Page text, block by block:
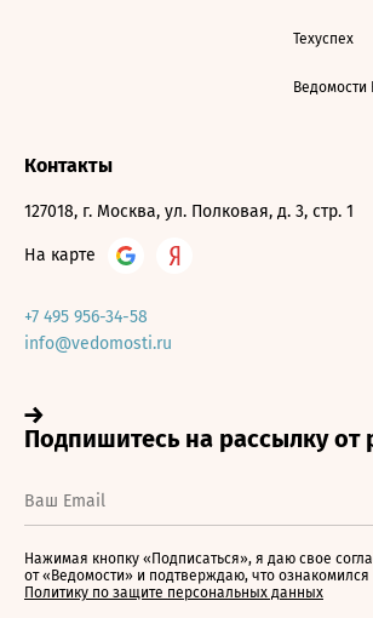
Техуспех
Ведомости
Контакты
127018, г. Москва, ул. Полковая, д. 3, стр. 1
На карте
+7 495 956-34-58
info@vedomosti.ru
Нажимая кнопку «Подписаться», я даю свое
от «Ведомости» и подтверждаю, что
Политику по защите персональных данных